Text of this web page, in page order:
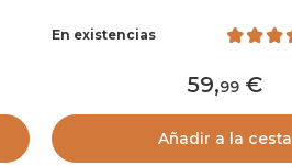
En existencias
59,99
Añadir a la cesta